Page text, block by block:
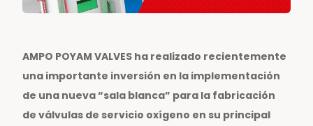
AMPO POYAM VALVES ha realizado recientemente
una importante inversión en la implementación
de una nueva “sala blanca” para la fabricación
de válvulas de servicio oxígeno en su principal